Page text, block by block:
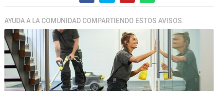
AYUDA A LA COMUNIDAD COMPARTIENDO ESTOS AVISOS.